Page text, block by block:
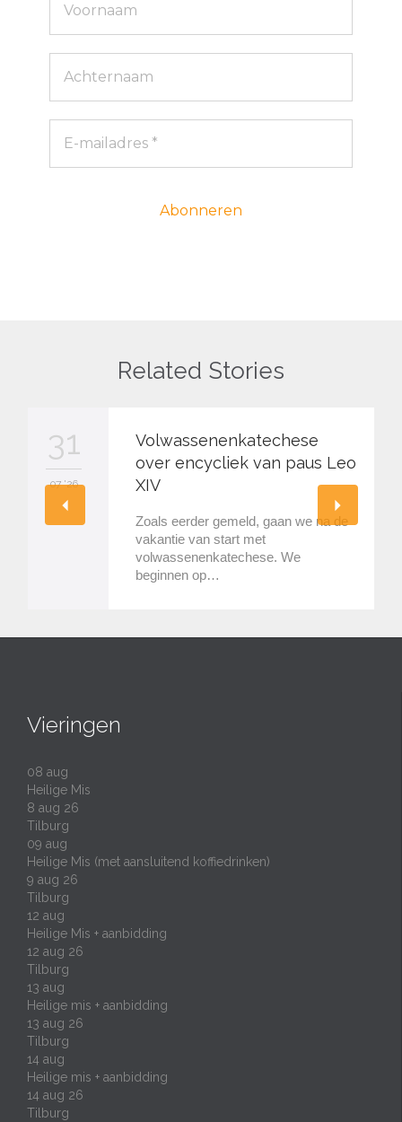
Related Stories
31
07 '26
Volwassenenkatechese
over encycliek van paus Leo
XIV
Zoals eerder gemeld, gaan we na de
vakantie van start met
volwassenenkatechese. We
beginnen op…
Vieringen
08 aug
Heilige Mis
8 aug 26
Tilburg
09 aug
Heilige Mis (met aansluitend koffiedrinken)
9 aug 26
Tilburg
12 aug
Heilige Mis + aanbidding
12 aug 26
Tilburg
13 aug
Heilige mis + aanbidding
13 aug 26
Tilburg
14 aug
Heilige mis + aanbidding
14 aug 26
Tilburg